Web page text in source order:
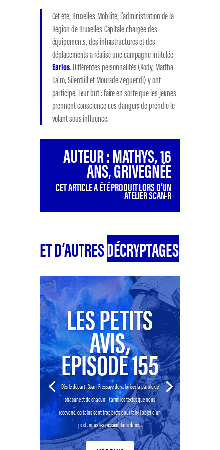
Cet été, Bruxelles-Mobilité, l’administration de la
Région de Bruxelles-Capitale chargée des
équipements, des infrastructures et des
déplacements a réalisé une campagne intitulée
Barlos. Différentes personnalités (Kody, Martha
Da’ro, SilentJill et Mourade Zeguendi) y ont
participé. Leur but : faire en sorte que les jeunes
prennent conscience des dangers de prendre le
volant sous influence.
AUTEUR : MATHYS, 16
ANS, GRIVEGNÉE
CET ARTICLE A ÉTÉ PRODUIT LORS D’UN
ATELIER SCAN-R
ET D’AUTRESDÉCRYPTAGES
LES PETITS
AVIS,
EPISODE 155
Dès le départ, Scan-R essaye de valoriser la parole de
chacune et de chacun ! Parmi les textes que nous
recevons, certains sont trop brefs pour faire l’objet d’un
post, nous les rassemblons donc...